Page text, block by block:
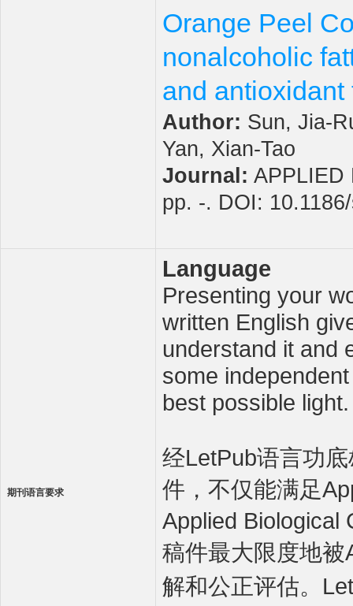
Orange Peel
nonalcoholic
and
Author: Sun, Jia-
Yan, Xian-Tao
Journal: APPLIED
pp. -. DOI:
期刊语言要求
Language
Presenting your
written English
understand it and
some
best possible light.
经LetPub语言功
件，不仅能满足
Applied Biological
稿件最大限度地
解和公正评估。